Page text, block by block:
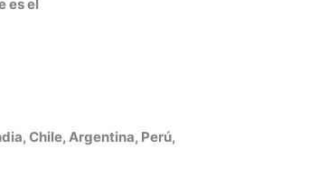
es el
Chile, Argentina, Perú,